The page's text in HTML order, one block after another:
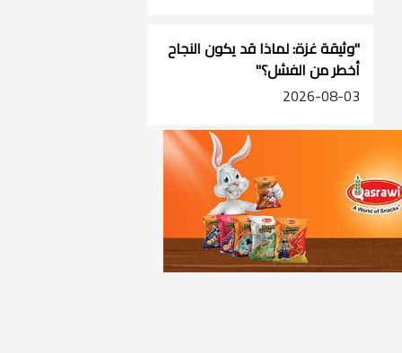
"وثيقة غزة: لماذا قد يكون النجاح
أخطر من الفشل؟"
2026-08-03